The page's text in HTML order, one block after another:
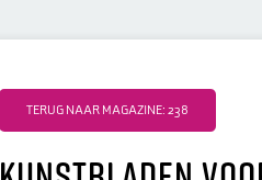
TERUG NAAR MAGAZINE: 238